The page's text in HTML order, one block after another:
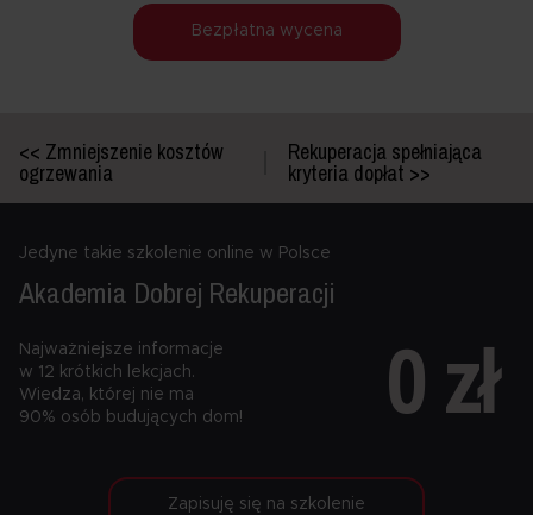
Bezpłatna wycena
<< Zmniejszenie kosztów
ogrzewania
Rekuperacja spełniająca
kryteria dopłat >>
Jedyne takie szkolenie online w Polsce
Akademia Dobrej Rekuperacji
Najważniejsze informacje
w 12 krótkich lekcjach.
Wiedza, której nie ma
90% osób budujących dom!
0 zł
Zapisuję się na szkolenie